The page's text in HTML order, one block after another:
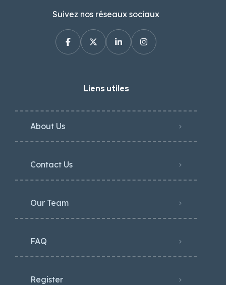
Suivez nos réseaux sociaux
Liens utiles
About Us
Contact Us
Our Team
FAQ
Register